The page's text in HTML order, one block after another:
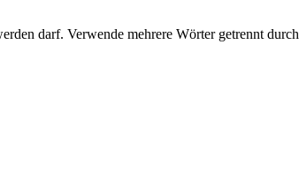
darf. Verwende mehrere Wörter getrennt durch